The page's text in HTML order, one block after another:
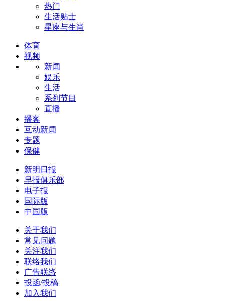
热门
生活贴士
星座与生肖
体育
视频
新闻
娱乐
生活
系列节目
直播
播客
互动新闻
专题
保健
新明日报
早报俱乐部
电子报
国际版
中国版
关于我们
常见问题
关注我们
联络我们
广告联络
投函/投稿
加入我们